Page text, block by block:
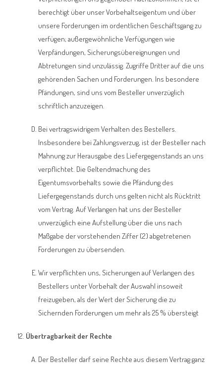
berechtigt über unser Vorbehaltseigentum und über
unsere Forderungen im ordentlichen Geschäftsgang zu
verfügen; außergewöhnliche Verfügungen wie
Verpfändungen, Sicherungsübereignungen und
Abtretungen sind unzulässig. Zugriffe Dritter auf die uns
gehörenden Sachen und Forderungen. Ins besondere
Pfändungen, sind uns vom Besteller unverzüglich
schriftlich anzuzeigen.
Bei vertragswidrigem Verhalten des Bestellers.
Insbesondere bei Zahlungsverzug, ist der Besteller nach
Mahnung zur Herausgabe des Liefergegenstands an uns
verpflichtet. Die Geltendmachung des
Eigentumsvorbehalts sowie die Pfändung des
Liefergegenstands durch uns gelten nicht als Rücktritt
vom Vertrag. Auf Verlangen hat uns der Besteller
unverzüglich eine Aufstellung über die uns nach
Maßgabe der vorstehenden Ziffer (2) abgetretenen
Forderungen zu übersenden.
Wir verpflichten uns, Sicherungen auf Verlangen des
Bestellers unter Vorbehalt der Auswahl insoweit
freizugeben, als der Wert der Sicherung die zu
Sichernden Forderungen um mehr als 25 % übersteigt
Übertragbarkeit der Rechte
Der Besteller darf seine Rechte aus diesem Vertrag ganz